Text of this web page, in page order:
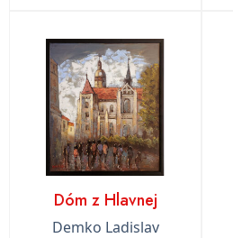
Dóm z Hlavnej
Demko Ladislav